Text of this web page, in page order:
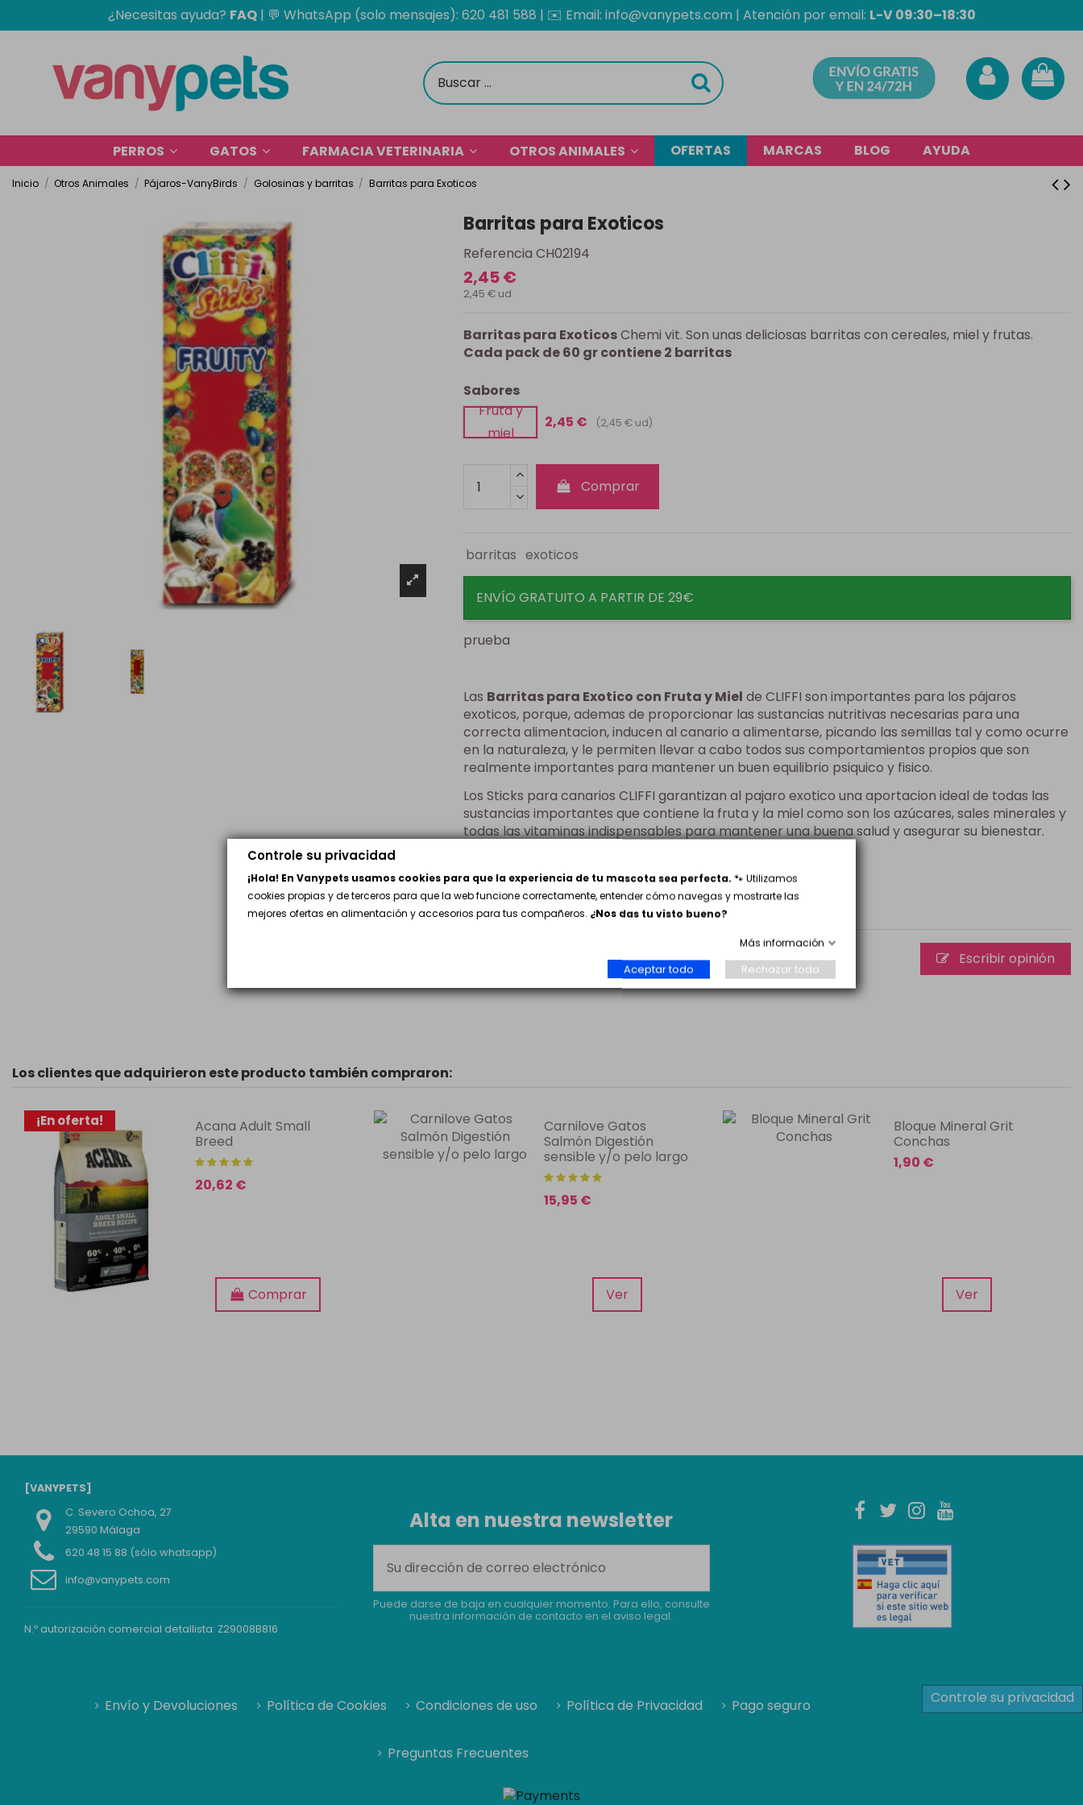
¿Necesitas ayuda? FAQ| 💬 WhatsApp (solo mensajes): 620 481 588 | ✉️ Email: info@vanypets.com | Atención por email: L-V 09:30–18:30
PERROS GATOS FARMACIA VETERINARIA OTROS ANIMALES OFERTAS MARCAS BLOG AYUDA
Inicio Otros Animales Pájaros-VanyBirds Golosinas y barritas Barritas para Exoticos
Barritas para Exoticos
Referencia CH02194
2,45 €
2,45 € ud
Barritas para ExoticosChemi vit. Son unas deliciosas barritas con cereales, miel y frutas.
Cada pack de 60 gr contiene 2 barritas
Sabores
Fruta y
miel
2,45 € (2,45 € ud)
Comprar
barritas exoticos
ENVÍO GRATUITO A PARTIR DE 29€
prueba
Las Barritas para Exotico con Fruta y Miel de CLIFFI son importantes para los pájaros
exoticos, porque, ademas de proporcionar las sustancias nutritivas necesarias para una
correcta alimentacion, inducen al canario a alimentarse, picando las semillas tal y como ocurre
en la naturaleza, y le permiten llevar a cabo todos sus comportamientos propios que son
realmente importantes para mantener un buen equilibrio psiquico y fisico.
Los Sticks para canarios CLIFFI garantizan al pajaro exotico una aportacion ideal de todas las
sustancias importantes que contiene la fruta y la miel como son los azúcares, sales minerales y
todas las vitaminas indispensables para mantener una buena salud y asegurar su bienestar.
Opiniones(0)
Escribir opinión
Los clientes que adquirieron este producto también compraron:
¡En oferta!
Acana Adult Small
Breed
20,62 €
Comprar
Carnilove Gatos
Salmón Digestión
sensible y/o pelo largo
15,95 €
Ver
Bloque Mineral Grit
Conchas
1,90 €
Ver
[VANYPETS]
C. Severo Ochoa, 27
29590 Málaga
620 48 15 88 (sólo whatsapp)
info@vanypets.com
N.º autorización comercial detallista: Z29008B816
Alta en nuestra newsletter
Puede darse de baja en cualquier momento. Para ello, consulte
nuestra información de contacto en el aviso legal.
Envío y Devoluciones Política de Cookies Condiciones de uso Política de Privacidad Pago seguro
Preguntas Frecuentes
Controle su privacidad
Controle su privacidad
¡Hola! En Vanypets usamos cookies para que la experiencia de tu mascota sea perfecta. 🐾 Utilizamos
cookies propias y de terceros para que la web funcione correctamente, entender cómo navegas y mostrarte las
mejores ofertas en alimentación y accesorios para tus compañeros. ¿Nos das tu visto bueno?
Más información
Aceptar todo Rechazar todo